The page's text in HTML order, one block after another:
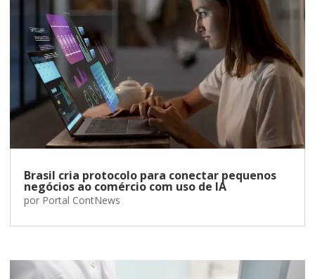
Brasil cria protocolo para conectar pequenos
negócios ao comércio com uso de IA
por Portal ContNews